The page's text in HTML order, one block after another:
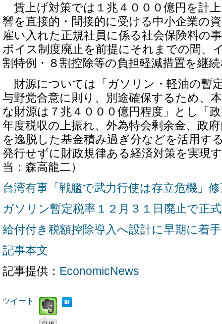
賃上げ対策では１兆４０００億円を計
響を直接的・間接的に受ける中小企業の
雇い入れた正規社員に係る社会保険料の
ボイス制度廃止を前提にそれまでの間、
割特例・８割控除等の負担軽減措置を継
財源については「ガソリン・軽油の暫
与野党合意に則り、別途確保するため、
な財源は７兆４０００億円程度」とし「
年度税収の上振れ、外為特会剰余金、政
を逸脱した基金積み過ぎ分などを活用す
発行せずに財政規律ある経済対策を実現
当：森高龍二）
台湾有事「戦艦で武力行使は存立危機」
ガソリン暫定税率１２月３１日廃止で正
給付付き税額控除導入へ設計に早期に着
記事本文
記事提供： EconomicNews
ツイート